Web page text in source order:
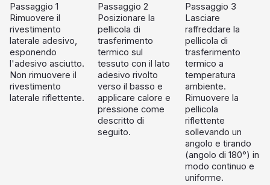
Passaggio 1
Rimuovere il
rivestimento
laterale adesivo,
esponendo
l'adesivo asciutto.
Non rimuovere il
rivestimento
laterale riflettente.
Passaggio 2
Posizionare la
pellicola di
trasferimento
termico sul
tessuto con il lato
adesivo rivolto
verso il basso e
applicare calore e
pressione come
descritto di
seguito.
Passaggio 3
Lasciare
raffreddare la
pellicola di
trasferimento
termico a
temperatura
ambiente.
Rimuovere la
pellicola
riflettente
sollevando un
angolo e tirando
(angolo di 180°) in
modo continuo e
uniforme.